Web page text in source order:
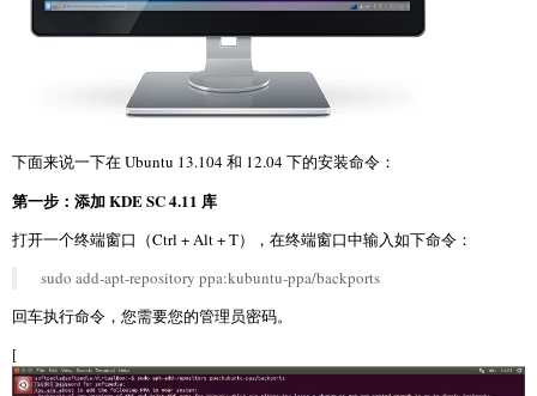
下面来说一下在 Ubuntu 13.104 和 12.04 下的安装命令：
第一步：添加 KDE SC 4.11 库
打开一个终端窗口（Ctrl + Alt + T），在终端窗口中输入如下命令：
sudo add-apt-repository ppa:kubuntu-ppa/backports
回车执行命令，您需要您的管理员密码。
[